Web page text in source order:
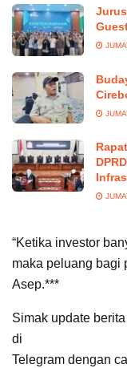
“Ketika investor
maka peluang bagi
Asep.***
Simak update
di
Telegram dengan